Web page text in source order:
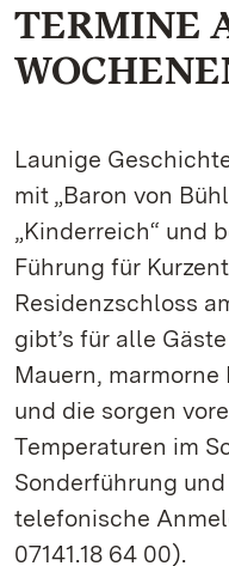
TERMINE
Launige
mit „Baron von
„Kinderreich“ und
Führung für
Residenzschloss
gibt’s für alle
Mauern,
und die sorgen
Temperaturen im
Sonderführung
telefonische
07141.18 64 00).